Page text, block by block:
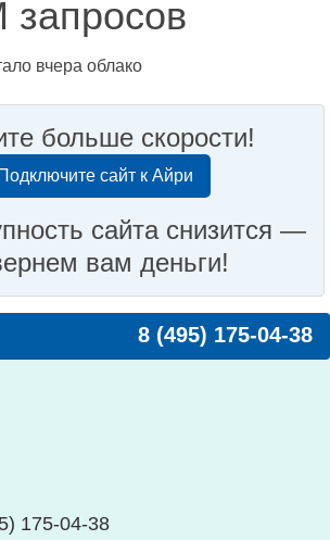
запросов
вчера облако
больше скорости!
Подключите сайт к Айри
сайта снизится —
вам деньги!
8 (495) 175-04-38
175-04-38